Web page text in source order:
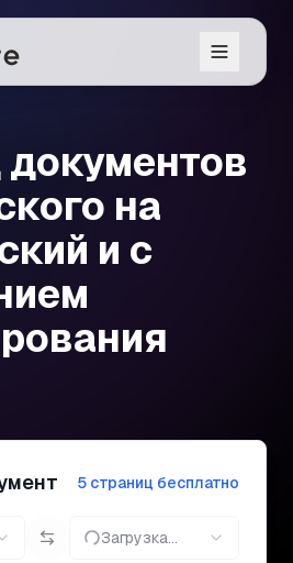
на
и с
5 страниц бесплатно
Загрузка...